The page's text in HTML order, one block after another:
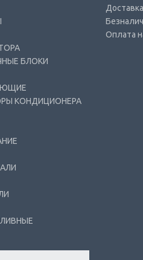
БЛОКИ
КОНДИЦИОНЕРА
Оплата